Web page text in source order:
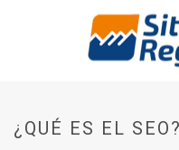
¿QUÉ ES EL SEO?